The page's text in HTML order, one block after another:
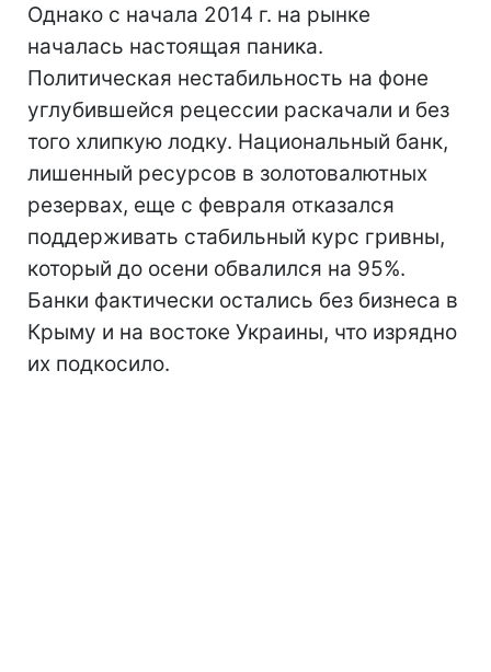
Однако с начала 2014 г. на рынке
началась настоящая паника.
Политическая нестабильность на фоне
углубившейся рецессии раскачали и без
того хлипкую лодку. Национальный банк,
лишенный ресурсов в золотовалютных
резервах, еще с февраля отказался
поддерживать стабильный курс гривны,
который до осени обвалился на 95%.
Банки фактически остались без бизнеса в
Крыму и на востоке Украины, что изрядно
их подкосило.